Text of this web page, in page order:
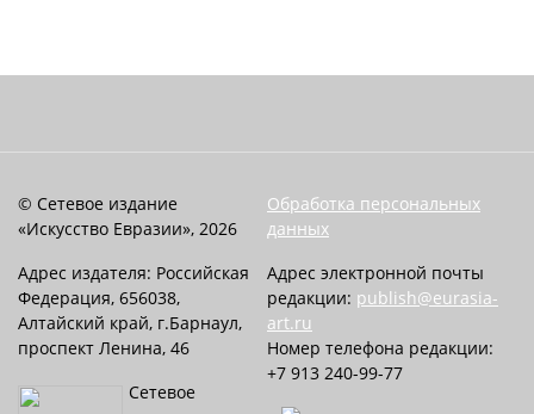
© Сетевое издание
«Искусство Евразии», 2026
Адрес издателя: Российская
Федерация, 656038,
Алтайский край, г.Барнаул,
проспект Ленина, 46
Сетевое
Обработка персональных
данных
Адрес электронной почты
редакции: publish@eurasia-
art.ru
Номер телефона редакции:
+7 913 240-99-77